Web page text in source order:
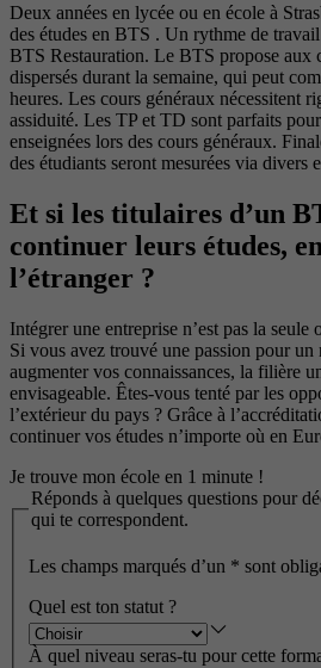
Deux années en lycée ou en école à
des études en BTS . Un rythme de
BTS Restauration. Le BTS propose aux
dispersés durant la semaine, qui peut
heures. Les cours généraux nécessitent
assiduité. Les TP et TD sont parfaits
enseignées lors des cours généraux.
des étudiants seront mesurées via divers
Et si les titulaires d’un
continuer leurs études,
l’étranger ?
Intégrer une entreprise n’est pas la
Si vous avez trouvé une passion pour
augmenter vos connaissances, la filière
envisageable. Êtes-vous tenté par les
l’extérieur du pays ? Grâce à
continuer vos études n’importe où en
Je trouve mon école en 1 minute !
Réponds à quelques questions pour
qui te correspondent.
Les champs marqués d’un * sont
Quel est ton statut ?
À quel niveau seras-tu pour cette